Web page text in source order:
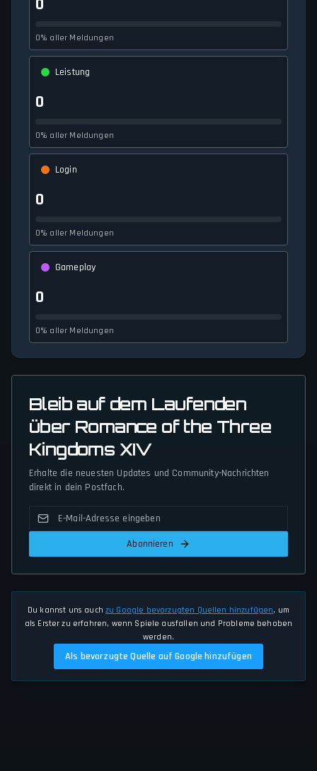
0
0% aller Meldungen
Leistung
0
0% aller Meldungen
Login
0
0% aller Meldungen
Gameplay
0
0% aller Meldungen
Bleib auf dem Laufenden
über Romance of the Three
Kingdoms XIV
Erhalte die neuesten Updates und Community-Nachrichten
direkt in dein Postfach.
Abonnieren
Du kannst uns auch zu Google bevorzugten Quellen hinzufügen, um
als Erster zu erfahren, wenn Spiele ausfallen und Probleme behoben
werden.
Als bevorzugte Quelle auf Google hinzufügen